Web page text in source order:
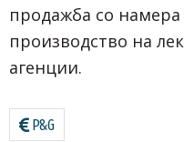
продажба со намера
производство на
агенции.
P&G